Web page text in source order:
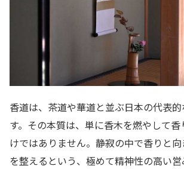
香道は、茶道や華道と並ぶ日本の代表
す。その本質は、単に香木を燃やして
けではありません。静寂の中で香りと
を整えるという、極めて精神性の高い営